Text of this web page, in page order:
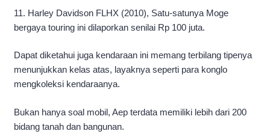
11. Harley Davidson FLHX (2010), Satu-satunya Moge
bergaya touring ini dilaporkan senilai Rp 100 juta.
Dapat diketahui juga kendaraan ini memang terbilang tipenya
menunjukkan kelas atas, layaknya seperti para konglo
mengkoleksi kendaraanya.
Bukan hanya soal mobil, Aep terdata memiliki lebih dari 200
bidang tanah dan bangunan.